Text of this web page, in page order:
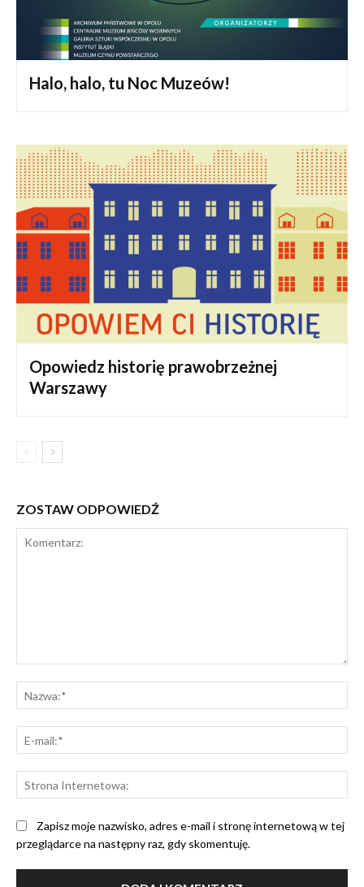
Halo, halo, tu Noc Muzeów!
Opowiedz historię prawobrzeżnej
Warszawy
ZOSTAW ODPOWIEDŹ
Zapisz moje nazwisko, adres e-mail i stronę internetową w tej
przeglądarce na następny raz, gdy skomentuję.